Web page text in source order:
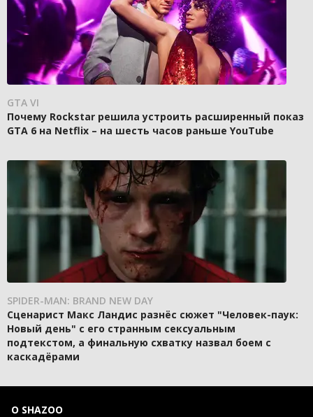
GTA VI
Почему Rockstar решила устроить расширенный показ
GTA 6 на Netflix – на шесть часов раньше YouTube
SPIDER-MAN: BRAND NEW DAY
Сценарист Макс Ландис разнёс сюжет "Человек-паук:
Новый день" с его странным сексуальным
подтекстом, а финальную схватку назвал боем с
каскадёрами
О SHAZOO